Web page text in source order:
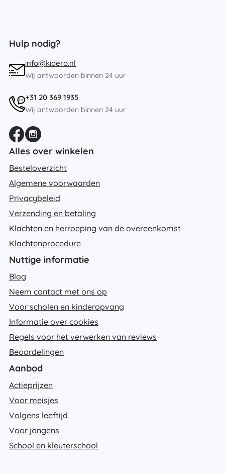
Hulp nodig?
info@kidero.nl
Wij antwoorden binnen 24 uur
+31 20 369 1935
Wij antwoorden binnen 24 uur
Alles over winkelen
Besteloverzicht
Algemene voorwaarden
Privacybeleid
Verzending en betaling
Klachten en herroeping van de overeenkomst
Klachtenprocedure
Nuttige informatie
Blog
Neem contact met ons op
Voor scholen en kinderopvang
Informatie over cookies
Regels voor het verwerken van reviews
Beoordelingen
Aanbod
Actieprijzen
Voor meisjes
Volgens leeftijd
Voor jongens
School en kleuterschool